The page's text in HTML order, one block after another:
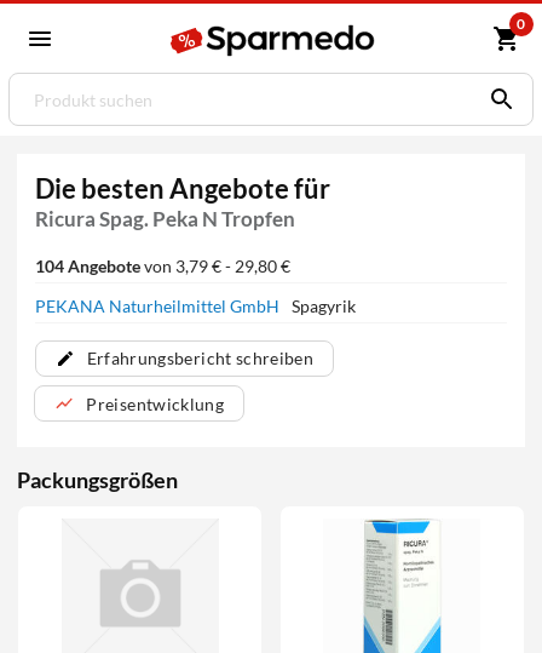
0
Die besten Angebote für
Ricura Spag. Peka N Tropfen
104 Angebotevon 3,79 € - 29,80 €
PEKANA Naturheilmittel GmbH
Spagyrik
Erfahrungsbericht schreiben
Preisentwicklung
Packungsgrößen